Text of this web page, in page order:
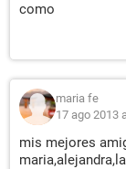
como
maria fe
17 ago 2013
mis mejores